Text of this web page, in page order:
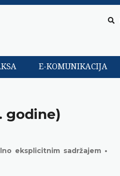
E-KOMUNIKACIJA
godine)
eksplicitnim sadržajem •